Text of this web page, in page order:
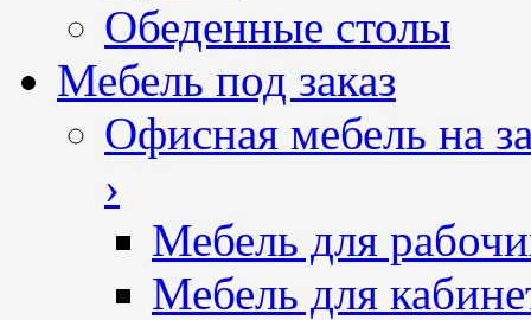
Обеденные столы
Мебель под заказ
Офисная мебель на
›
Мебель для
Мебель для